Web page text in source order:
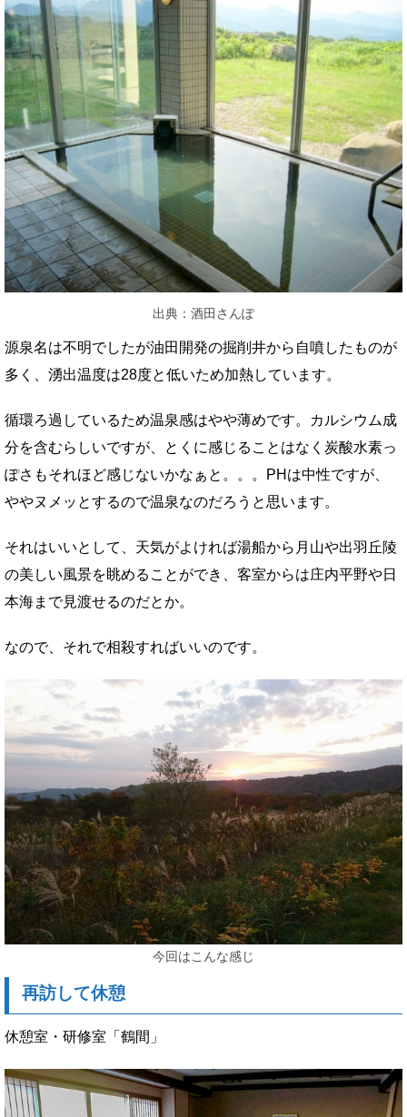
出典：酒田さんぽ
源泉名は不明でしたが油田開発の掘削井から自噴したものが
多く、湧出温度は28度と低いため加熱しています。
循環ろ過しているため温泉感はやや薄めです。カルシウム成
分を含むらしいですが、とくに感じることはなく炭酸水素っ
ぽさもそれほど感じないかなぁと。。。PHは中性ですが、
ややヌメッとするので温泉なのだろうと思います。
それはいいとして、天気がよければ湯船から月山や出羽丘陵
の美しい風景を眺めることができ、客室からは庄内平野や日
本海まで見渡せるのだとか。
なので、それで相殺すればいいのです。
今回はこんな感じ
再訪して休憩
休憩室・研修室「鶴間」